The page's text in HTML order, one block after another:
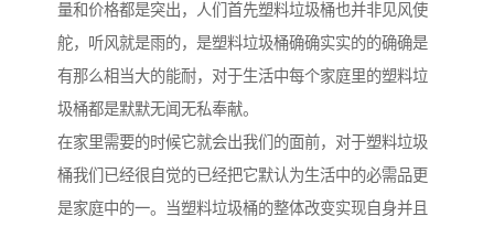
量和价格都是突出，人们首先塑料垃圾桶也并非见风使
舵，听风就是雨的，是塑料垃圾桶确确实实的的确确是
有那么相当大的能耐，对于生活中每个家庭里的塑料垃
圾桶都是默默无闻无私奉献。
在家里需要的时候它就会出我们的面前，对于塑料垃圾
桶我们已经很自觉的已经把它默认为生活中的必需品更
是家庭中的一。当塑料垃圾桶的整体改变实现自身并且